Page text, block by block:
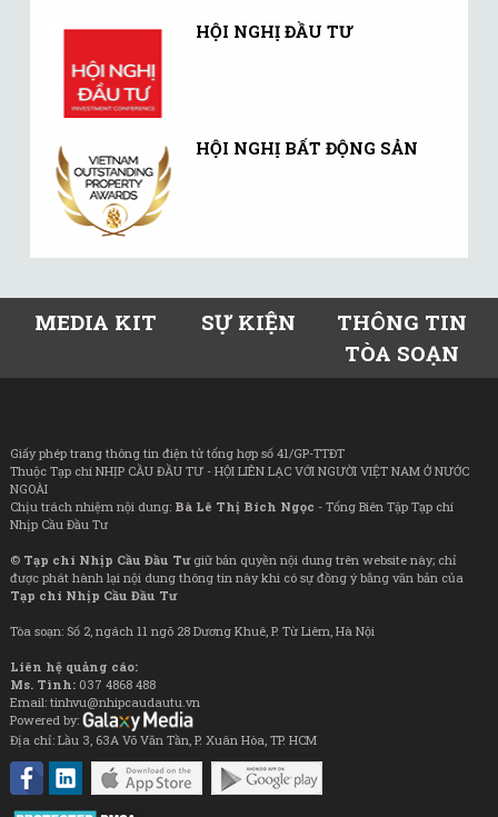
HỘI NGHỊ ĐẦU TƯ
HỘI NGHỊ BẤT ĐỘNG SẢN
MEDIA KIT SỰ KIỆN
THÔNG TIN
TÒA SOẠN
Giấy phép trang thông tin điện tử tổng hợp số 41/GP-TTĐT
Thuộc Tạp chí NHỊP CẦU ĐẦU TƯ - HỘI LIÊN LẠC VỚI NGƯỜI VIỆT NAM Ở NƯỚC
NGOÀI
Chịu trách nhiệm nội dung: Bà Lê Thị Bích Ngọc - Tổng Biên Tập Tạp chí
Nhịp Cầu Đầu Tư
© Tạp chí Nhịp Cầu Đầu Tưgiữ bản quyền nội dung trên website này; chỉ
được phát hành lại nội dung thông tin này khi có sự đồng ý bằng văn bản của
Tạp chí Nhịp Cầu Đầu Tư
Tòa soạn: Số 2, ngách 11 ngõ 28 Dương Khuê, P. Từ Liêm, Hà Nội
Liên hệ quảng cáo:
Ms. Tình: 037 4868 488
Email: tinhvu@nhipcaudautu.vn
Powered by:
Địa chỉ: Lầu 3, 63A Võ Văn Tần, P. Xuân Hòa, TP. HCM